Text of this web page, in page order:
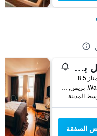
إتش+ هوتل بريمين
8.5
Wachtstraße 27-29, بريمن, ولاية بريمن, ألمانيا
الصفقة